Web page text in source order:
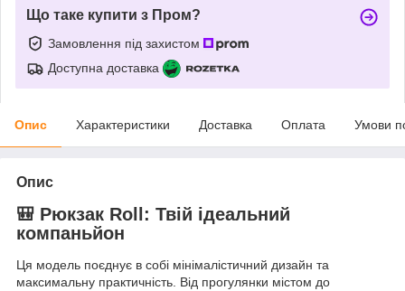
Що таке купити з Пром?
Замовлення під захистом
Доступна доставка
Опис Характеристики Доставка Оплата Умови
Опис
🎒 Рюкзак Roll: Твій ідеальний
компаньйон
Ця модель поєднує в собі мінімалістичний дизайн та
максимальну практичність. Від прогулянки містом до